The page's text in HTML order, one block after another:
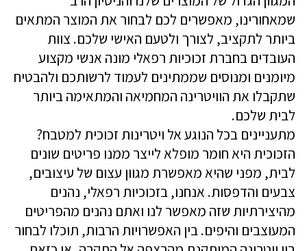
שמאחורינו, מאפשרים לכם לבחור את המוצר המתאים
ביותר לתקציב, לצורך ולטעם האישי שלכם. צוות
העובדים בחברת זכוכיות רפאלי מונה אנשי מקצוע
מיומנים ומנוסים שממתינים לעמוד לרשותכם ולהבטיח
שתקבלו את הוויטרינה המחמיאה והמתאימה ביותר
לבית שלכם.
מתעניינים בכל הנוגע אל ויטרינות זכוכית למטבח?
הזכוכית היא חומר מופלא לייצר ממנו פריטים שונים
לבית, מפני שהיא מאפשרת מגוון עצום של עיצובים,
צבעים והדפסות. אנחנו, בזכוכיות רפאלי, נהנים
מהיצירתיות שזה מאפשר לנו ואתם נהנים מהפריטים
המעוצבים והיפים. בין האפשרויות הרבות, תוכלו לבחור